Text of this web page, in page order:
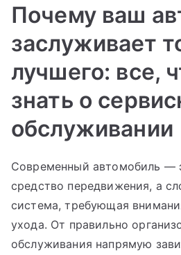
Почему ваш
заслуживает
лучшего: все,
знать о
обслуживании
Современный автомобиль —
средство передвижения, а
система, требующая
ухода. От правильно
обслуживания напрямую